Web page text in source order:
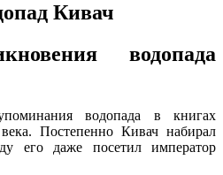
Кивач
водопада
водопада в книгах
Постепенно Кивач набирал
его даже посетил император